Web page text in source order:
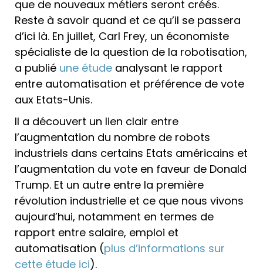
que de nouveaux métiers seront créés.
Reste à savoir quand et ce qu’il se passera
d’ici là. En juillet, Carl Frey, un économiste
spécialiste de la question de la robotisation,
a publié une étude analysant le rapport
entre automatisation et préférence de vote
aux Etats-Unis.
Il a découvert un lien clair entre
l’augmentation du nombre de robots
industriels dans certains Etats américains et
l’augmentation du vote en faveur de Donald
Trump. Et un autre entre la première
révolution industrielle et ce que nous vivons
aujourd’hui, notamment en termes de
rapport entre salaire, emploi et
automatisation (plus d’informations sur
cette étude ici).